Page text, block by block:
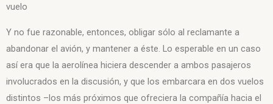
vuelo
Y no fue razonable, entonces, obligar sólo al reclamante a
abandonar el avión, y mantener a éste. Lo esperable en un caso
así era que la aerolínea hiciera descender a ambos pasajeros
involucrados en la discusión, y que los embarcara en dos vuelos
distintos –los más próximos que ofreciera la compañía hacia el